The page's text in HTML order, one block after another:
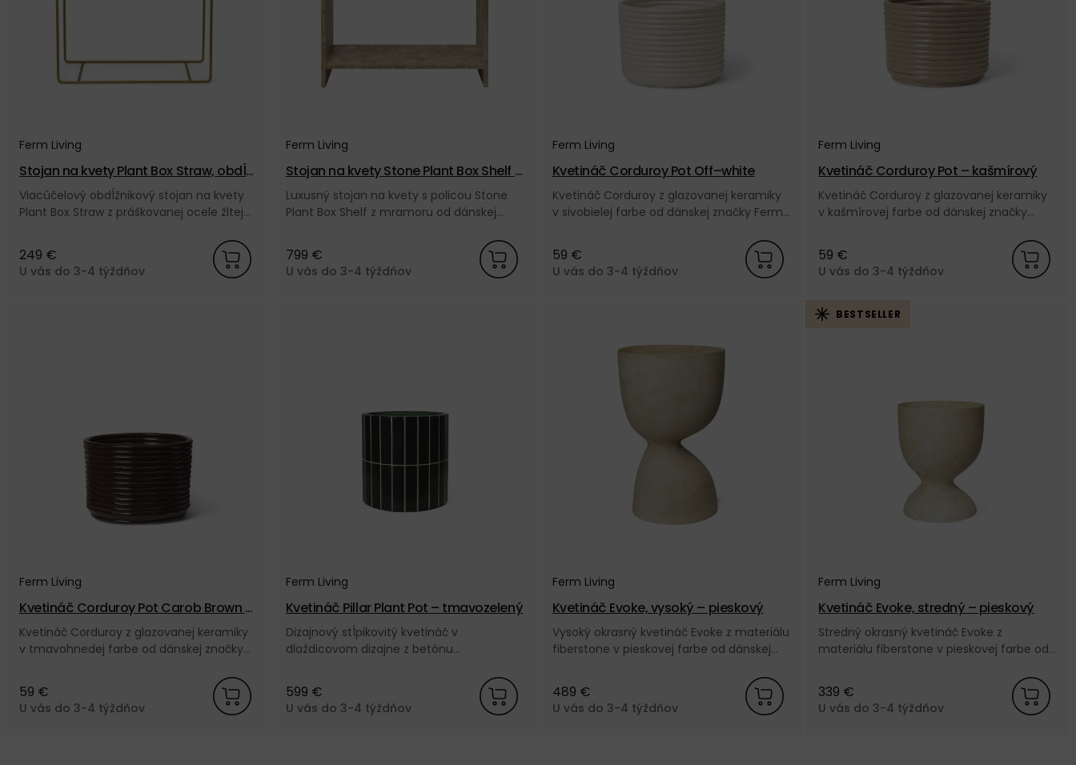
Ferm Living
Stojan na kvety Plant Box Straw, obdĺž
nikový – žltý
Viacúčelový obdĺžnikový stojan na kvety
Plant Box Straw z práškovanej ocele žltej
249 €
U vás do 3-4 týždňov
Ferm Living
Stojan na kvety Stone Plant Box Shelf –
pieskový
Luxusný stojan na kvety s policou Stone
Plant Box Shelf z mramoru od dánskej
799 €
U vás do 3-4 týždňov
Ferm Living
Kvetináč Corduroy Pot Off–white
Kvetináč Corduroy z glazovanej keramiky
v sivobielej farbe od dánskej značky Ferm
59 €
U vás do 3-4 týždňov
Ferm Living
Kvetináč Corduroy Pot – kašmírový
Kvetináč Corduroy z glazovanej keramiky
v kašmírovej farbe od dánskej značky
59 €
U vás do 3-4 týždňov
Ferm Living
Kvetináč Corduroy Pot Carob Brown –
tmavohnedý
Kvetináč Corduroy z glazovanej keramiky
v tmavohnedej farbe od dánskej značky
59 €
U vás do 3-4 týždňov
Ferm Living
Kvetináč Pillar Plant Pot – tmavozelený
Dizajnový stĺpikovitý kvetináč v
dlaždicovom dizajne z betónu
tmavozelenej farbe od dánskej značky
Ferm Living.
599 €
U vás do 3-4 týždňov
Ferm Living
Kvetináč Evoke, vysoký – pieskový
Vysoký okrasný kvetináč Evoke z materiálu
fiberstone v pieskovej farbe od dánskej
489 €
U vás do 3-4 týždňov
BESTSELLER
Ferm Living
Kvetináč Evoke, stredný – pieskový
Stredný okrasný kvetináč Evoke z
materiálu fiberstone v pieskovej farbe od
339 €
U vás do 3-4 týždňov